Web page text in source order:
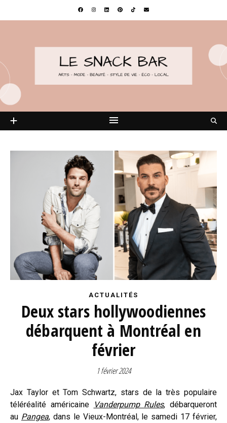
ACTUALITÉS
Deux stars hollywoodiennes
débarquent à Montréal en
février
1 février 2024
Jax Taylor et Tom Schwartz, stars de la très populaire
téléréalité américaine
Vanderpump Rules, débarqueront
au Pangea, dans le Vieux-Montréal, le samedi 17 février,